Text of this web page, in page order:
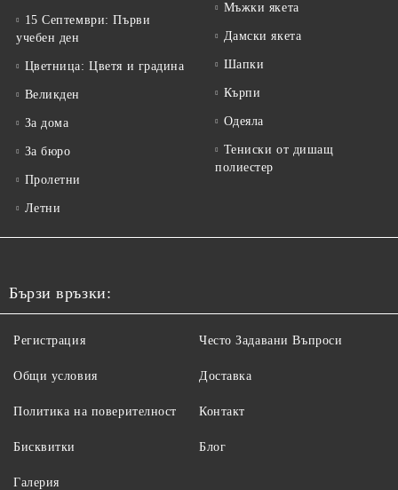
15 Септември: Първи
учебен ден
Цветница: Цветя и градина
Великден
За дома
За бюро
Пролетни
Летни
Мъжки якета
Дамски якета
Шапки
Кърпи
Одеяла
Тениски от дишащ
полиестер
Бързи връзки:
Регистрация
Общи условия
Политика на поверителност
Бисквитки
Често Задавани Въпроси
Доставка
Контакт
Блог
Галерия